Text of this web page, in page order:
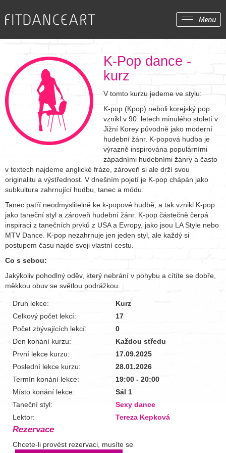
K-Pop dance -
kurz
V tomto kurzu jedeme ve stylu:
K-pop (Kpop) neboli korejský pop
vznikl v 90. letech minulého století v
Jižní Korey původně jako moderní
hudební žánr. K-popová hudba je
výrazně inspirována populárními
západními hudebními žánry a často
v textech najdeme anglické fráze, zároveň si ale drží svou
originalitu a výstřednost. V dnešním pojetí je K-pop chápán jako
subkultura zahrnující hudbu, tanec a módu.
Tanec patří neodmyslitelně ke k-popové hudbě, a tak vznikl K-pop
jako taneční styl a zároveň hudební žánr. K-pop částečně čerpá
inspiraci z tanečních prvků z USA a Evropy, jako jsou LA Style nebo
MTV Dance. K-pop nezahrnuje jen jeden styl, ale každý si
postupem času najde svoji vlastní cestu.
Co s sebou:
Jakýkoliv pohodlný oděv, který nebrání v pohybu a cítíte se dobře,
měkkou obuv se světlou podrážkou.
Druh lekce:
Kurz
Celkový počet lekcí:
17
Počet zbývajících lekcí:
0
Den konání kurzu:
Každou středu
První lekce kurzu:
17.09.2025
Poslední lekce kurzu:
28.01.2026
Termín konání lekce:
19:00 - 20:00
Místo konání lekce:
Sál 1
Taneční styl:
Sexy dance
Lektor:
Tereza Kepková
Rezervace
Chcete-li provést rezervaci, musíte se